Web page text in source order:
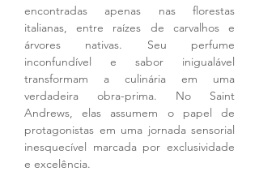
encontradas apenas nas florestas
italianas, entre raízes de carvalhos e
árvores nativas. Seu perfume
inconfundível e sabor inigualável
transformam a culinária em uma
verdadeira obra-prima. No Saint
Andrews, elas assumem o papel de
protagonistas em uma jornada sensorial
inesquecível marcada por exclusividade
e excelência.